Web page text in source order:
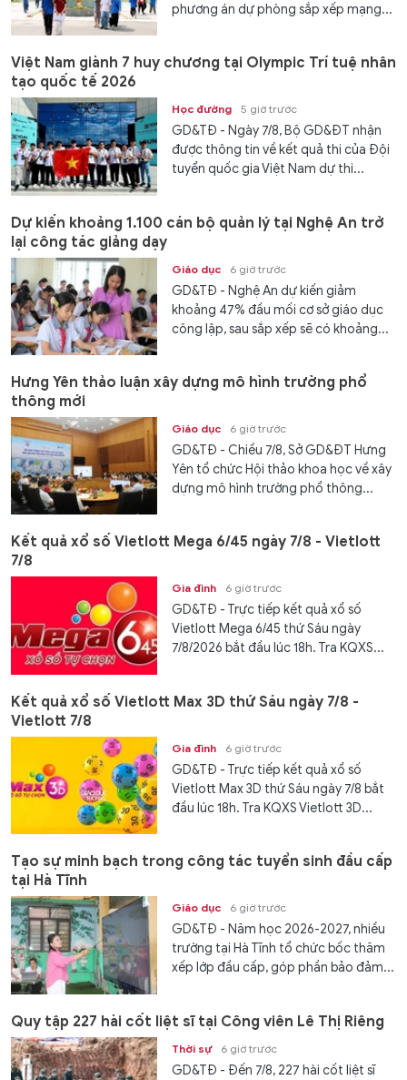
phương án dự phòng sắp xếp mạng...
Việt Nam giành 7 huy chương tại Olympic Trí tuệ nhân
tạo quốc tế 2026
Học đường 5 giờ trước
GD&TĐ - Ngày 7/8, Bộ GD&ĐT nhận
được thông tin về kết quả thi của Đội
tuyển quốc gia Việt Nam dự thi...
Dự kiến khoảng 1.100 cán bộ quản lý tại Nghệ An trở
lại công tác giảng dạy
Giáo dục 6 giờ trước
GD&TĐ - Nghệ An dự kiến giảm
khoảng 47% đầu mối cơ sở giáo dục
công lập, sau sắp xếp sẽ có khoảng...
Hưng Yên thảo luận xây dựng mô hình trường phổ
thông mới
Giáo dục 6 giờ trước
GD&TĐ - Chiều 7/8, Sở GD&ĐT Hưng
Yên tổ chức Hội thảo khoa học về xây
dựng mô hình trường phổ thông...
Kết quả xổ số Vietlott Mega 6/45 ngày 7/8 - Vietlott
7/8
Gia đình 6 giờ trước
GD&TĐ - Trực tiếp kết quả xổ số
Vietlott Mega 6/45 thứ Sáu ngày
7/8/2026 bắt đầu lúc 18h. Tra KQXS...
Kết quả xổ số Vietlott Max 3D thứ Sáu ngày 7/8 -
Vietlott 7/8
Gia đình 6 giờ trước
GD&TĐ - Trực tiếp kết quả xổ số
Vietlott Max 3D thứ Sáu ngày 7/8 bắt
đầu lúc 18h. Tra KQXS Vietlott 3D...
Tạo sự minh bạch trong công tác tuyển sinh đầu cấp
tại Hà Tĩnh
Giáo dục 6 giờ trước
GD&TĐ - Năm học 2026-2027, nhiều
trường tại Hà Tĩnh tổ chức bốc thăm
xếp lớp đầu cấp, góp phần bảo đảm...
Quy tập 227 hài cốt liệt sĩ tại Công viên Lê Thị Riêng
Thời sự 6 giờ trước
GD&TĐ - Đến 7/8, 227 hài cốt liệt sĩ